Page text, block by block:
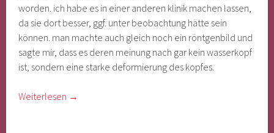
worden. ich habe es in einer anderen klinik machen lassen,
da sie dort besser, ggf. unter beobachtung hätte sein
können. man machte auch gleich noch ein röntgenbild und
sagte mir, dass es deren meinung nach gar kein wasserkopf
ist, sondern eine starke deformierung des kopfes.
Weiterlesen →